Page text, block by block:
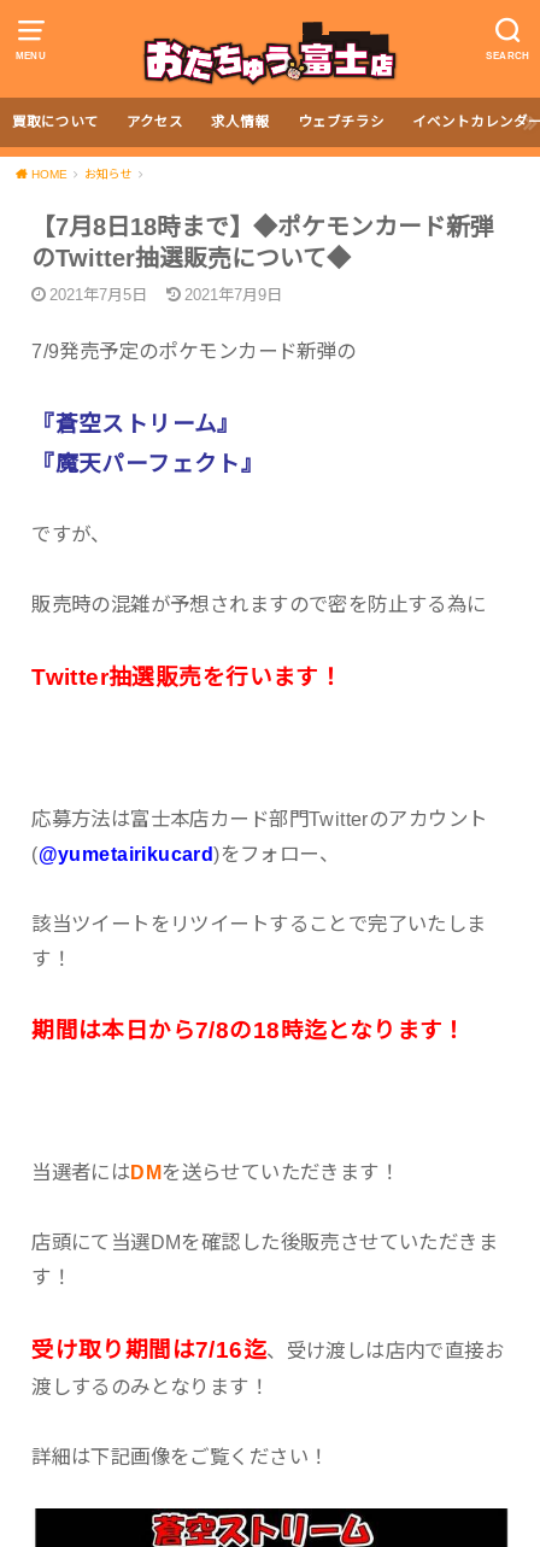
MENU SEARCH
買取について アクセス 求人情報 ウェブチラシ イベントカレンダ
HOME お知らせ
【7月8日18時まで】◆ポケモンカード新弾
のTwitter抽選販売について◆
2021年7月5日 2021年7月9日
7/9発売予定のポケモンカード新弾の
『蒼空ストリーム』
『魔天パーフェクト』
ですが、
販売時の混雑が予想されますので密を防止する為に
Twitter抽選販売を行います！
応募方法は富士本店カード部門Twitterのアカウント
(@yumetairikucard)をフォロー、
該当ツイートをリツイートすることで完了いたしま
す！
期間は本日から7/8の18時迄となります！
当選者にはDMを送らせていただきます！
店頭にて当選DMを確認した後販売させていただきま
す！
受け取り期間は7/16迄、受け渡しは店内で直接お
渡しするのみとなります！
詳細は下記画像をご覧ください！